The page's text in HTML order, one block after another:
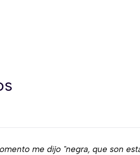
me dijo "negra, que son